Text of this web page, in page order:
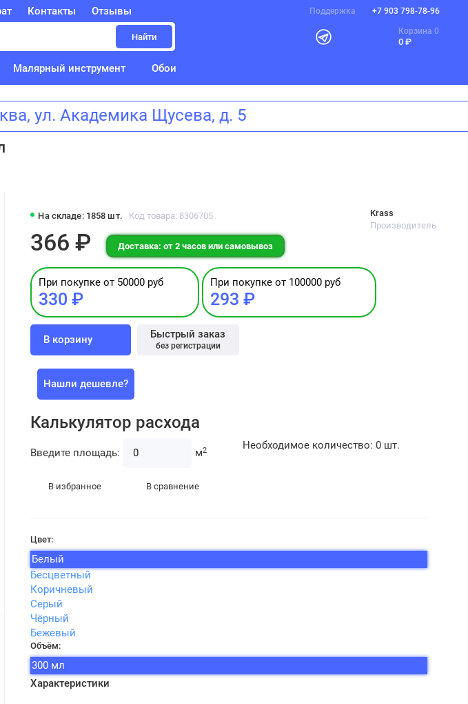
Контакты Отзывы Поддержка +7 903 798-78-96
Найти
Корзина 0
0 ₽
Малярный инструмент Обои
ул. Академика Щусева, д. 5
На складе: 1858 шт. Код товара: 8306705
Krass
Производитель
366 ₽ Доставка: от 2 часов или самовывоз
При покупке от 50000 руб
330 ₽
При покупке от 100000 руб
293 ₽
В корзину Быстрый заказ
без регистрации
Нашли дешевле?
Калькулятор расхода
Введите площадь: м2 Необходимое количество: 0шт.
В избранное В сравнение
Цвет:
Белый
Бесцветный
Коричневый
Серый
Чёрный
Бежевый
Объём:
300 мл
Характеристики